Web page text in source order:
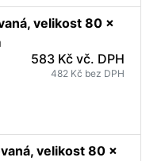
velikost 80 x
583 Kč vč. DPH
482 Kč bez DPH
velikost 80 x